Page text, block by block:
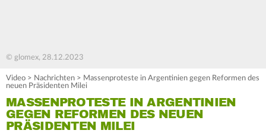
© glomex, 28.12.2023
Video > Nachrichten > Massenproteste in Argentinien gegen Reformen des
neuen Präsidenten Milei
MASSENPROTESTE IN ARGENTINIEN
GEGEN REFORMEN DES NEUEN
PRÄSIDENTEN MILEI